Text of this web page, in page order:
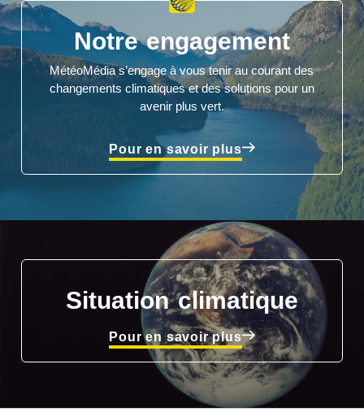
Notre engagement
MétéoMédia s’engage à vous tenir au courant des
changements climatiques et des solutions pour un
avenir plus vert.
Pour en savoir plus
Situation climatique
Pour en savoir plus